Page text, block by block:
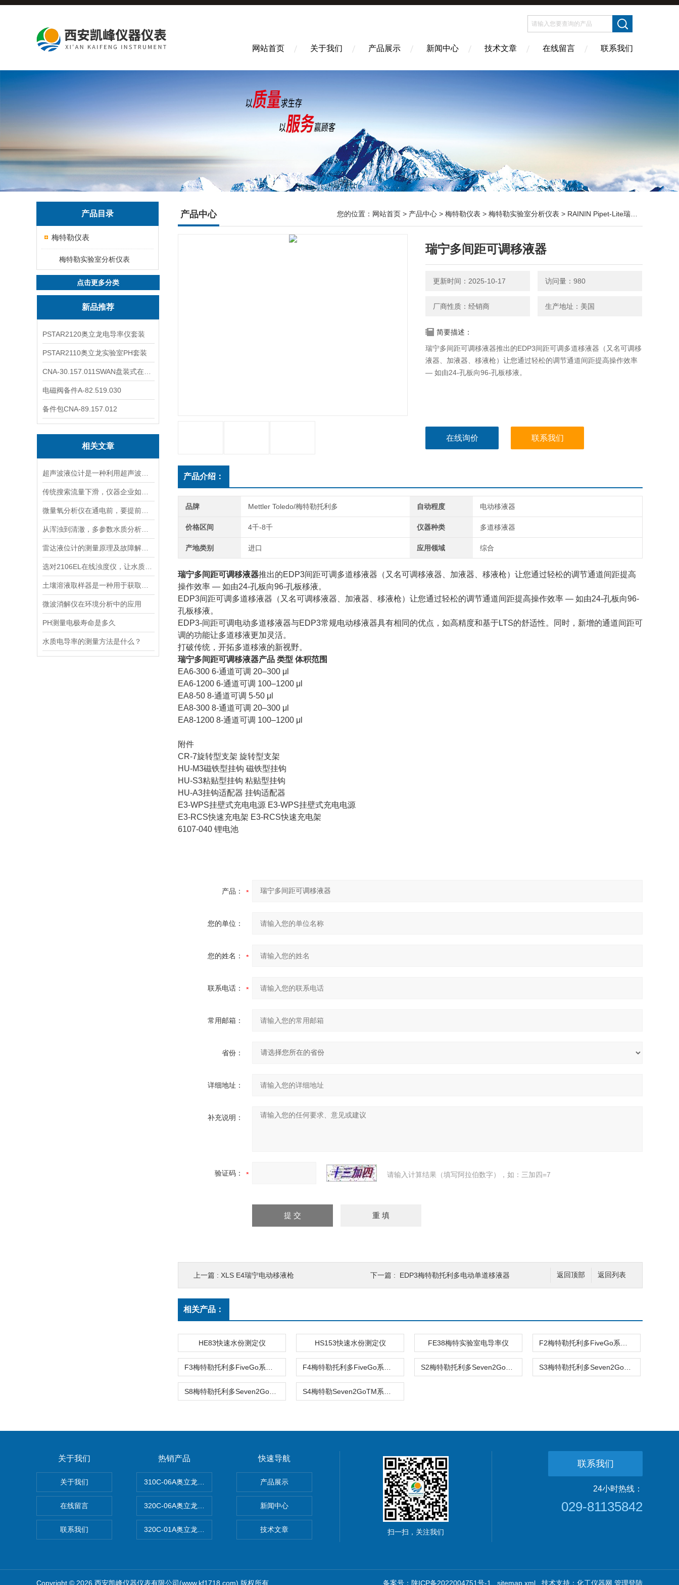
网站首页 关于我们 产品展示 新闻中心 技术文章 在线留言 联系我们
产品目录
梅特勒仪表
梅特勒实验室分析仪表
点击更多分类
新品推荐
PSTAR2120奥立龙电导率仪套装
PSTAR2110奥立龙实验室PH套装
电磁阀备件A-82.519.030
备件包CNA-89.157.012
相关文章
微波消解仪在环境分析中的应用
PH测量电极寿命是多久
水质电导率的测量方法是什么？
产品中心 您的位置： 网站首页 > 产品中心 > 梅特勒仪表 > 梅特勒实验室分析仪表 > RAININ Pipet-Lite瑞宁多间距可调移液器
瑞宁多间距可调移液器
更新时间：2025-10-17 访问量：980
厂商性质：经销商 生产地址：美国
简要描述：
瑞宁多间距可调移液器推出的EDP3间距可调多道移液器（又名可调移
液器、加液器、移液枪）让您通过轻松的调节通道间距提高操作效率
— 如由24-孔板向96-孔板移液。
在线询价 联系我们
产品介绍：
品牌 Mettler Toledo/梅特勒托利多 自动程度 电动移液器
价格区间 4千-8千 仪器种类 多道移液器
产地类别 进口 应用领域 综合
瑞宁多间距可调移液器推出的EDP3间距可调多道移液器（又名可调移液器、加液器、移液枪）让您通过轻松的调节通道间距提高
操作效率 — 如由24-孔板向96-孔板移液。
EDP3间距可调多道移液器（又名可调移液器、加液器、移液枪）让您通过轻松的调节通道间距提高操作效率 — 如由24-孔板向96-
孔板移液。
EDP3-间距可调电动多道移液器与EDP3常规电动移液器具有相同的优点，如高精度和基于LTS的舒适性。同时，新增的通道间距可
调的功能让多道移液更加灵活。
打破传统，开拓多道移液的新视野。
瑞宁多间距可调移液器产品 类型 体积范围
EA6-300 6-通道可调 20–300 μl
EA6-1200 6-通道可调 100–1200 μl
EA8-50 8-通道可调 5-50 μl
EA8-300 8-通道可调 20–300 μl
EA8-1200 8-通道可调 100–1200 μl
附件
CR-7旋转型支架 旋转型支架
HU-M3磁铁型挂钩 磁铁型挂钩
HU-S3粘贴型挂钩 粘贴型挂钩
HU-A3挂钩适配器 挂钩适配器
E3-WPS挂壁式充电电源 E3-WPS挂壁式充电电源
E3-RCS快速充电架 E3-RCS快速充电架
6107-040 锂电池
产品：
您的单位：
您的姓名：
联系电话：
常用邮箱：
省份：
详细地址：
补充说明：
验证码： 请输入计算结果（填写阿拉伯数字），如：三加四=7
返回列表
返回顶部
上一篇 : XLS E4瑞宁电动移液枪 下一篇 : EDP3梅特勒托利多电动单道移液器
相关产品：
HE83快速水份测定仪 HS153快速水份测定仪 FE38梅特实验室电导率仪
关于我们
关于我们
在线留言
联系我们
热销产品
310C-06A奥立龙实验室台式纯水电导率套装
320C-06A奥立龙实验室便携式电导率
320C-01A奥立龙实验室便携式电导率套装
快速导航
产品展示
新闻中心
技术文章 扫一扫，关注我们
联系我们
24小时热线：
029-81135842
Copyright © 2026 西安凯峰仪器仪表有限公司(www.kf1718.com) 版权所有 备案号：陕ICP备2022004751号-1 sitemap.xml 技术支持： 化工仪器网 管理登陆